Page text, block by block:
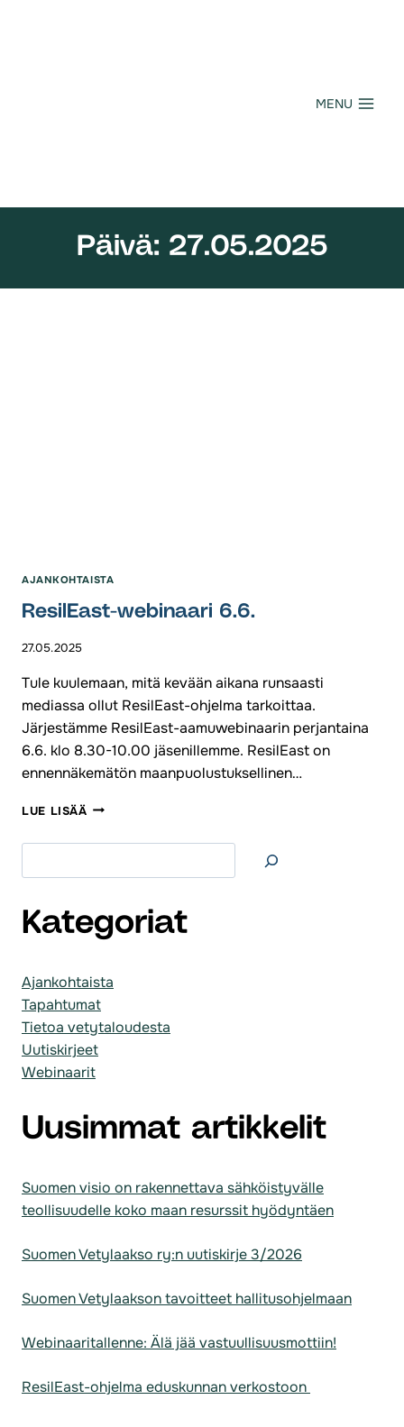
MENU
Päivä: 27.05.2025
AJANKOHTAISTA
ResilEast-webinaari 6.6.
27.05.2025
Tule kuulemaan, mitä kevään aikana runsaasti
mediassa ollut ResilEast-ohjelma tarkoittaa.
Järjestämme ResilEast-aamuwebinaarin perjantaina
6.6. klo 8.30-10.00 jäsenillemme. ResilEast on
ennennäkemätön maanpuolustuksellinen…
LUE LISÄÄ RESILEAST-
6.6.
Kategoriat
Ajankohtaista
Tapahtumat
Tietoa vetytaloudesta
Uutiskirjeet
Webinaarit
Uusimmat artikkelit
Suomen visio on rakennettava sähköistyvälle
teollisuudelle koko maan resurssit hyödyntäen
Suomen Vetylaakso ry:n uutiskirje 3/2026
Suomen Vetylaakson tavoitteet hallitusohjelmaan
Webinaaritallenne: Älä jää vastuullisuusmottiin!
ResilEast-ohjelma eduskunnan verkostoon